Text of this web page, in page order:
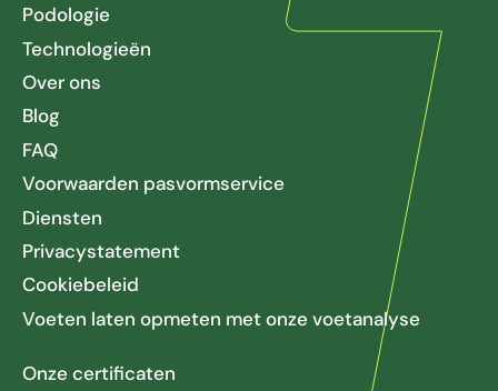
Podologie
Technologieën
Over ons
Blog
FAQ
Voorwaarden pasvormservice
Diensten
Privacystatement
Cookiebeleid
Voeten laten opmeten met onze voetanalyse
Onze certificaten